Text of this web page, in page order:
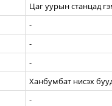
Цаг уурын станцад
-
-
-
Ханбумбат нисэх
-